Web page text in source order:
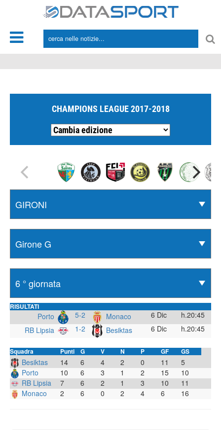
CHAMPIONS LEAGUE 2017-2018
RISULTATI
Porto 5-2 Monaco 6 Dic
h.20:45
RB Lipsia
1-2 Besiktas 6 Dic h.20:45
Squadra Punti G V N P GF GS
Besiktas 14 6 4 2 0 11
5
Porto
10 6 3 1 2 15
10
RB Lipsia
7 6 2 1 3 10
11
Monaco
2 6 0 2 4 6 16